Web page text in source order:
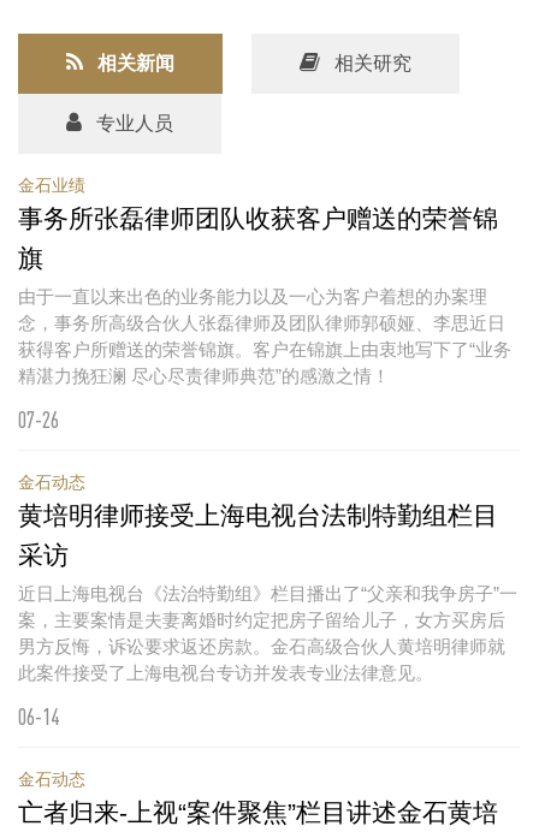
相关新闻
07-26
金石业绩
事务所张磊律师团队收获客户赠送的荣誉锦
旗
由于一直以来出色的业务能力以及一心为客户着想的办案理
念，事务所高级合伙人张磊律师及团队律师郭硕娅、李思近日
获得客户所赠送的荣誉锦旗。客户在锦旗上由衷地写下了“业务
精湛力挽狂澜 尽心尽责律师典范”的感激之情！
06-14
金石动态
黄培明律师接受上海电视台法制特勤组栏目
采访
近日上海电视台《法治特勤组》栏目播出了“父亲和我争房子”一
案，主要案情是夫妻离婚时约定把房子留给儿子，女方买房后
男方反悔，诉讼要求返还房款。金石高级合伙人黄培明律师就
此案件接受了上海电视台专访并发表专业法律意见。
金石动态
亡者归来-上视“案件聚焦”栏目讲述金石黄培
相关研究
专业人员